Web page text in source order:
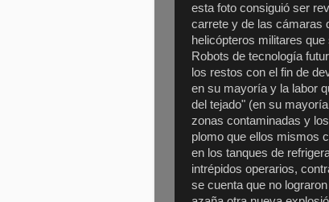
esta foto consiguió ser
carrete y de las cámaras
helicópteros militares
Robots de tecnología
los restos con el fin de
en su mayoría y la labor
del tejado" (en su
zonas contaminadas y
plomo que ellos mismos
en los tanques de
intrépidos operarios,
se cuenta que no